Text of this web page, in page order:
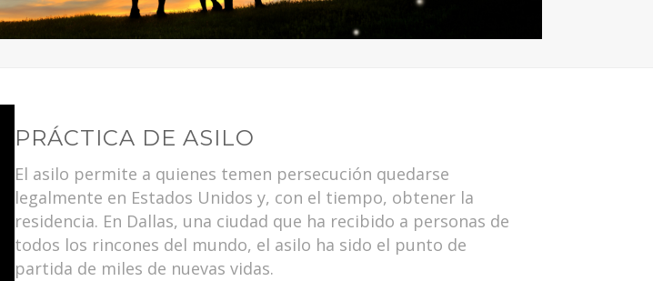
PRÁCTICA DE ASILO
El asilo permite a quienes temen persecución quedarse
legalmente en Estados Unidos y, con el tiempo, obtener la
residencia. En Dallas, una ciudad que ha recibido a personas de
todos los rincones del mundo, el asilo ha sido el punto de
partida de miles de nuevas vidas.